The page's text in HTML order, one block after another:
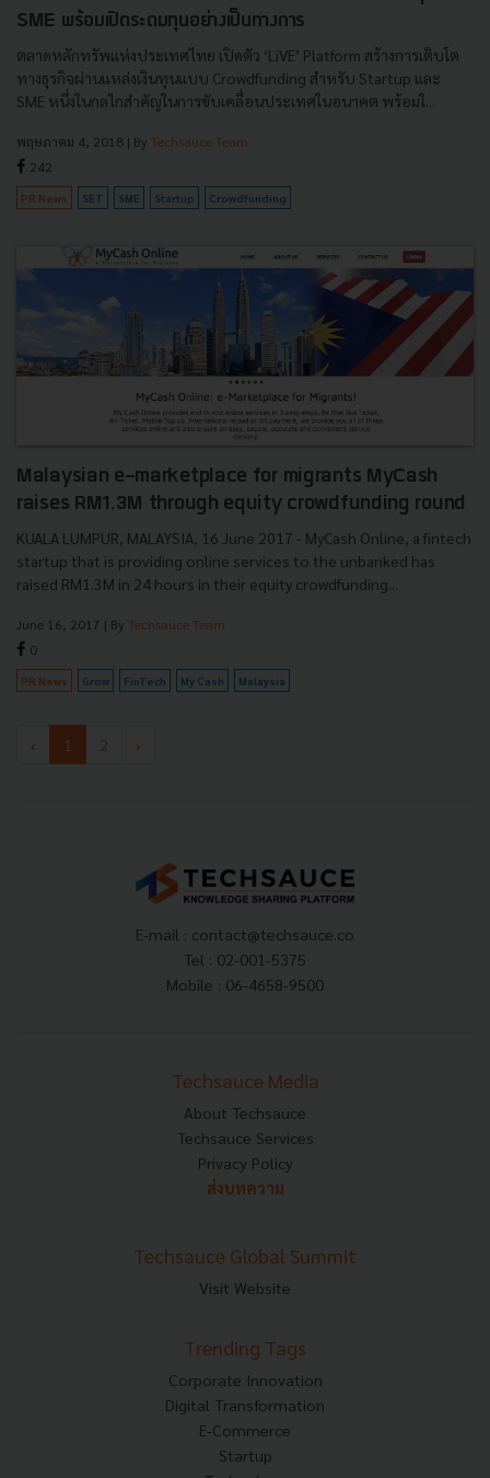
SME พร้อมเปิดระดมทุนอย่างเป็นทางการ
ตลาดหลักทรัพแห่งประเทศไทย เปิดตัว ‘LiVE’ Platform สร้างการเติบโต
ทางธุรกิจผ่านแหล่งเงินทุนแบบ Crowdfunding สำหรับ Startup และ
SME หนึ่งในกลไกสำคัญในการขับเคลื่อนประเทศในอนาคต พร้อมใ...
พฤษภาคม 4, 2018 | By Techsauce Team
242
PR News SET SME Startup Crowdfunding
Malaysian e-marketplace for migrants MyCash
raises RM1.3M through equity crowdfunding round
KUALA LUMPUR, MALAYSIA, 16 June 2017 - MyCash Online, a fintech
startup that is providing online services to the unbanked has
raised RM1.3M in 24 hours in their equity crowdfunding...
June 16, 2017 | By Techsauce Team
0
PR News Grow FinTech My Cash Malaysia
‹ 1 2 ›
E-mail : contact@techsauce.co
Tel : 02-001-5375
Mobile : 06-4658-9500
Techsauce Media
About Techsauce
Techsauce Services
Privacy Policy
ส่งบทความ
Techsauce Global Summit
Visit Website
Trending Tags
Corporate Innovation
Digital Transformation
E-Commerce
Startup